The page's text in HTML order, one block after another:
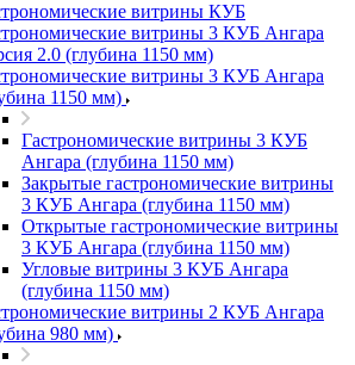
витрины КУБ
витрины 3 КУБ Ангара
2.0 (глубина 1150 мм)
витрины 3 КУБ Ангара
1150 мм)
Гастрономические витрины 3 КУБ
Ангара (глубина 1150 мм)
Закрытые гастрономические витрины
3 КУБ Ангара (глубина 1150 мм)
Открытые гастрономические витрины
3 КУБ Ангара (глубина 1150 мм)
Угловые витрины 3 КУБ Ангара
(глубина 1150 мм)
витрины 2 КУБ Ангара
980 мм)